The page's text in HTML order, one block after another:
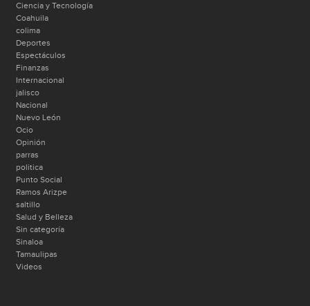
Ciencia y Tecnología
Coahuila
colima
Deportes
Espectáculos
Finanzas
Internacional
jalisco
Nacional
Nuevo León
Ocio
Opinión
parras
politica
Punto Social
Ramos Arizpe
saltillo
Salud y Belleza
Sin categoría
Sinaloa
Tamaulipas
Videos